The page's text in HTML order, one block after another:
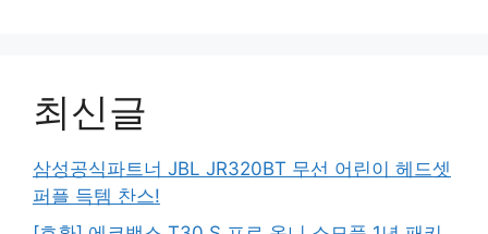
최신글
삼성공식파트너 JBL JR320BT 무선 어린이 헤드셋
퍼플 득템 찬스!